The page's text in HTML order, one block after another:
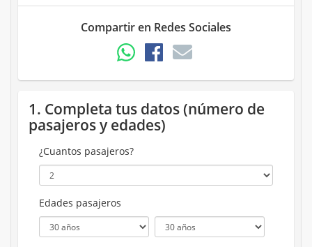
Compartir en Redes Sociales
1. Completa tus datos (número de
pasajeros y edades)
¿Cuantos pasajeros?
Edades pasajeros